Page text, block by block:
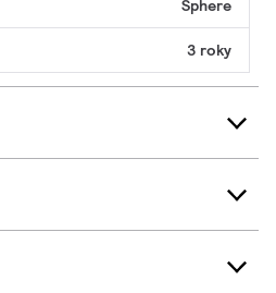
Sphere
3 roky